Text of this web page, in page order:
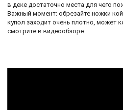
в деке достаточно места для чего
Важный момент: обрезайте ножки
купол заходит очень плотно, может
смотрите в видеообзоре.